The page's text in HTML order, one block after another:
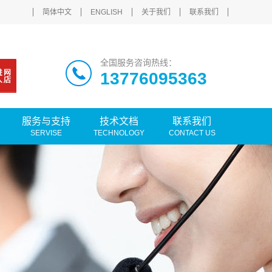
简体中文 ENGLISH 关于我们 联系我们
全国服务咨询热线：
13776095363
服务与支持
SERVISE
技术文档
TECHNOLOGY
联系我们
CONTACT US